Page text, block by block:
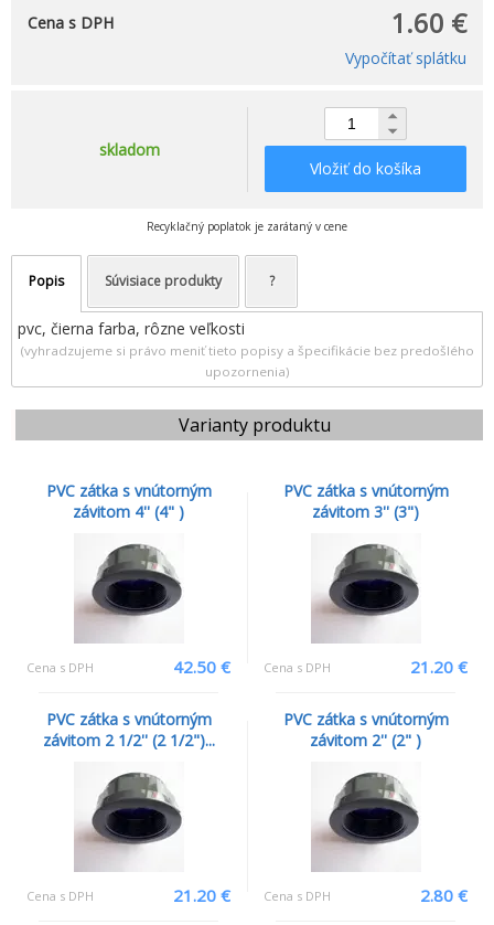
1.60 €
Cena s DPH
Vypočítať splátku
skladom
Vložiť do košíka
Recyklačný poplatok je zarátaný v cene
Popis Súvisiace produkty ?
pvc, čierna farba, rôzne veľkosti
(vyhradzujeme si právo meniť tieto popisy a špecifikácie bez predošlého
upozornenia)
Varianty produktu
PVC zátka s vnútorným
závitom 4'' (4" )
Cena s DPH 42.50 €
PVC zátka s vnútorným
závitom 3'' (3")
Cena s DPH 21.20 €
PVC zátka s vnútorným
závitom 2 1/2'' (2 1/2")...
Cena s DPH 21.20 €
PVC zátka s vnútorným
závitom 2'' (2" )
Cena s DPH 2.80 €